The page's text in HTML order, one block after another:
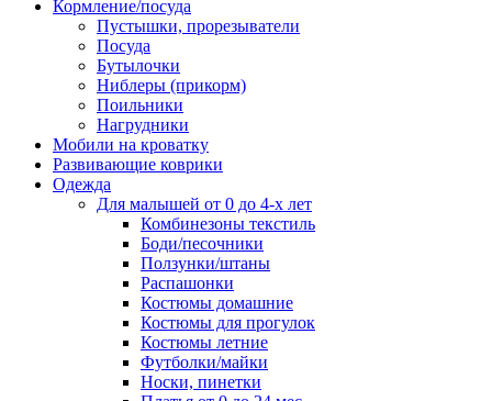
Кормление/посуда
Пустышки, прорезыватели
Посуда
Бутылочки
Ниблеры (прикорм)
Поильники
Нагрудники
Мобили на кроватку
Развивающие коврики
Одежда
Для малышей от 0 до 4-х лет
Комбинезоны текстиль
Боди/песочники
Ползунки/штаны
Распашонки
Костюмы домашние
Костюмы для прогулок
Костюмы летние
Футболки/майки
Носки, пинетки